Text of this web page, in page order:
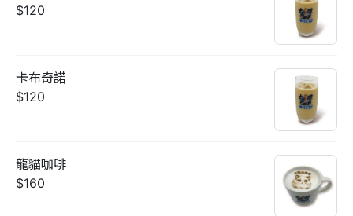
$120
卡布奇諾
$120
龍貓咖啡
$160